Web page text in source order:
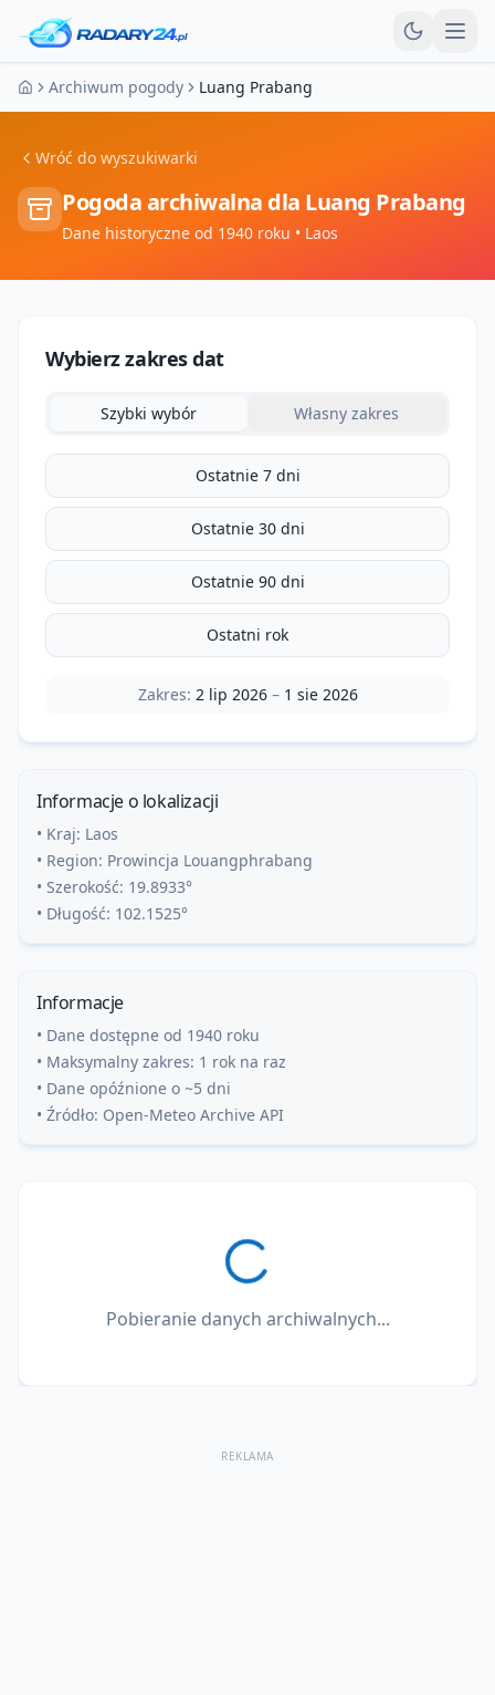
Strona główna
Archiwum pogody Luang Prabang
Wróć do wyszukiwarki
Pogoda archiwalna dla Luang Prabang
Dane historyczne od 1940 roku • Laos
Wybierz zakres dat
Szybki wybór Własny zakres
Ostatnie 7 dni
Ostatnie 30 dni
Ostatnie 90 dni
Ostatni rok
Zakres: 2 lip 2026– 1 sie 2026
Informacje o lokalizacji
• Kraj: Laos
• Region: Prowincja Louangphrabang
• Szerokość: 19.8933°
• Długość: 102.1525°
Informacje
• Dane dostępne od 1940 roku
• Maksymalny zakres: 1 rok na raz
• Dane opóźnione o ~5 dni
• Źródło: Open-Meteo Archive API
Pobieranie danych archiwalnych...
REKLAMA